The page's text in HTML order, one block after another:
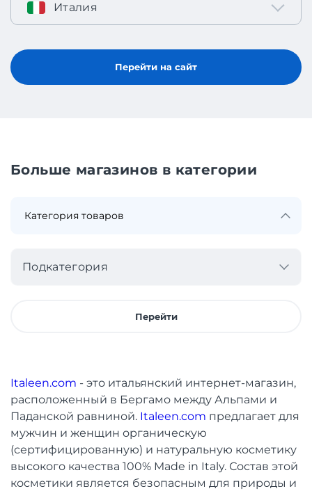
Италия
Перейти на сайт
Больше магазинов в категории
Подкатегория
Перейти
Italeen.com - это итальянский интернет-магазин,
расположенный в Бергамо между Альпами и
Паданской равниной. Italeen.com предлагает для
мужчин и женщин органическую
(сертифицированную) и натуральную косметику
высокого качества 100% Made in Italy. Состав этой
косметики является безопасным для природы и